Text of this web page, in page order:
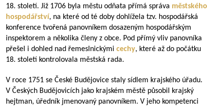
18. století. Již 1706 byla městu odňata přímá správa městského
hospodářství, na které od té doby dohlížela tzv. hospodářská
konference tvořená panovníkem dosazeným hospodářským
inspektorem a několika členy z obce. Pod přímý vliv panovníka
přešel i dohled nad řemeslnickými cechy, které až do počátku
18. století kontrolovala městská rada.
V roce 1751 se České Budějovice staly sídlem krajského úřadu.
V Českých Budějovicích jako krajském městě působil krajský
hejtman, úředník jmenovaný panovníkem. V jeho kompetenci